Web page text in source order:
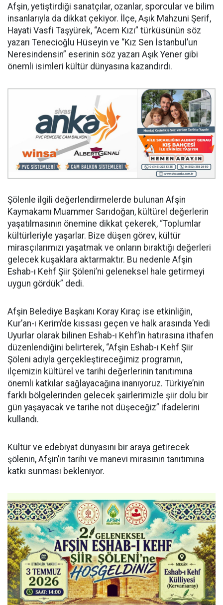
Afşin, yetiştirdiği sanatçılar, ozanlar, sporcular ve bilim
insanlarıyla da dikkat çekiyor. İlçe, Aşık Mahzuni Şerif,
Hayati Vasfi Taşyürek, “Acem Kızı” türküsünün söz
yazarı Tenecioğlu Hüseyin ve “Kız Sen İstanbul’un
Neresindensin” eserinin söz yazarı Aşık Yener gibi
önemli isimleri kültür dünyasına kazandırdı.
Şölenle ilgili değerlendirmelerde bulunan Afşin
Kaymakamı Muammer Sarıdoğan, kültürel değerlerin
yaşatılmasının önemine dikkat çekerek, “Toplumlar
kültürleriyle yaşarlar. Bize düşen görev, kültür
mirasçılarımızı yaşatmak ve onların bıraktığı değerleri
gelecek kuşaklara aktarmaktır. Bu nedenle Afşin
Eshab-ı Kehf Şiir Şöleni’ni geleneksel hale getirmeyi
uygun gördük” dedi.
Afşin Belediye Başkanı Koray Kıraç ise etkinliğin,
Kur’an-ı Kerim’de kıssası geçen ve halk arasında Yedi
Uyurlar olarak bilinen Eshab-ı Kehf’in hatırasına ithafen
düzenlendiğini belirterek, “Afşin Eshab-ı Kehf Şiir
Şöleni adıyla gerçekleştireceğimiz programın,
ilçemizin kültürel ve tarihi değerlerinin tanıtımına
önemli katkılar sağlayacağına inanıyoruz. Türkiye’nin
farklı bölgelerinden gelecek şairlerimizle şiir dolu bir
gün yaşayacak ve tarihe not düşeceğiz” ifadelerini
kullandı.
Kültür ve edebiyat dünyasını bir araya getirecek
şölenin, Afşin’in tarihi ve manevi mirasının tanıtımına
katkı sunması bekleniyor.